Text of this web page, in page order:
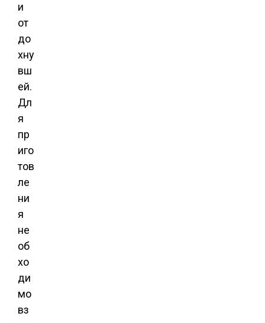
и
от
до
хну
вш
ей.
Дл
я
пр
иго
тов
ле
ни
я
не
об
хо
ди
мо
вз